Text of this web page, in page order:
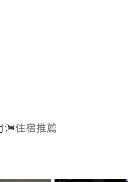
潭住宿推薦